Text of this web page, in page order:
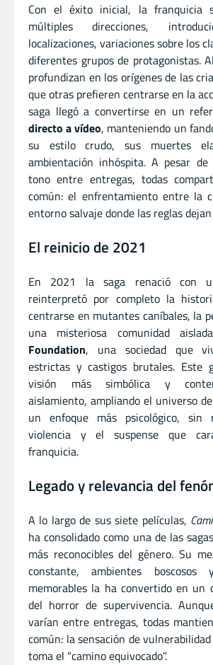
Con el éxito inicial, la franquicia
múltiples direcciones,
localizaciones, variaciones sobre los
diferentes grupos de protagonistas.
profundizan en los orígenes de las
que otras prefieren centrarse en la
saga llegó a convertirse en un
directo a vídeo, manteniendo un
su estilo crudo, sus muertes
ambientación inhóspita. A pesar
tono entre entregas, todas
común: el enfrentamiento entre la
entorno salvaje donde las reglas
El reinicio de 2021
En 2021 la saga renació con
reinterpretó por completo la
centrarse en mutantes caníbales, la
una misteriosa comunidad
Foundation, una sociedad que
estrictas y castigos brutales. Este
visión más simbólica y
aislamiento, ampliando el universo de
un enfoque más psicológico,
violencia y el suspense que
franquicia.
Legado y relevancia del
A lo largo de sus siete películas,
ha consolidado como una de las
más reconocibles del género. Su
constante, ambientes boscosos
memorables la ha convertido en un
del horror de supervivencia.
varían entre entregas, todas
común: la sensación de
toma el “camino equivocado”.